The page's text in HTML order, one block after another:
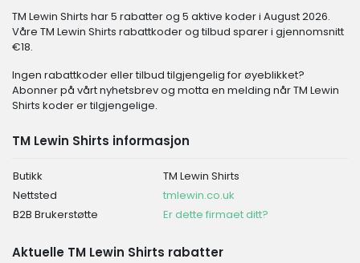
TM Lewin Shirts har 5 rabatter og 5 aktive koder i August 2026.
Våre TM Lewin Shirts rabattkoder og tilbud sparer i gjennomsnitt
€18.
Ingen rabattkoder eller tilbud tilgjengelig for øyeblikket?
Abonner på vårt nyhetsbrev og motta en melding når TM Lewin
Shirts koder er tilgjengelige.
TM Lewin Shirts informasjon
Butikk
TM Lewin Shirts
Nettsted
tmlewin.co.uk
B2B Brukerstøtte
Er dette firmaet ditt?
Aktuelle TM Lewin Shirts rabatter